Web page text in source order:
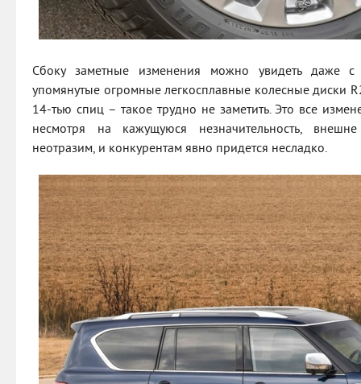
Сбоку заметные изменения можно увидеть даже
упомянутые огромные легкосплавные колесные диски
14-тью спиц – такое трудно не заметить. Это все
несмотря на кажущуюся незначительность,
неотразим, и конкурентам явно придется несладко.